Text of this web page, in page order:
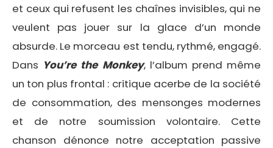
et ceux qui refusent les chaînes invisibles, qui ne
veulent pas jouer sur la glace d’un monde
absurde. Le morceau est tendu, rythmé, engagé.
Dans You’re the Monkey, l’album prend même
un ton plus frontal : critique acerbe de la société
de consommation, des mensonges modernes
et de notre soumission volontaire. Cette
chanson dénonce notre acceptation passive